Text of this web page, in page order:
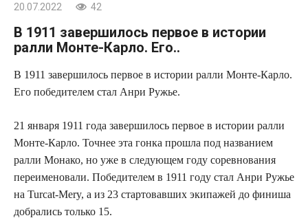
20.07.2022 42
В 1911 завершилось первое в истории
ралли Монте-Карло. Его..
В 1911 завершилось первое в истории ралли Монте-Карло.
Его победителем стал Анри Ружье.
21 января 1911 года завершилось первое в истории ралли
Монте-Карло. Точнее эта гонка прошла под названием
ралли Монако, но уже в следующем году соревнования
переименовали. Победителем в 1911 году стал Анри Ружье
на Turcat-Mery, а из 23 стартовавших экипажей до финиша
добрались только 15.